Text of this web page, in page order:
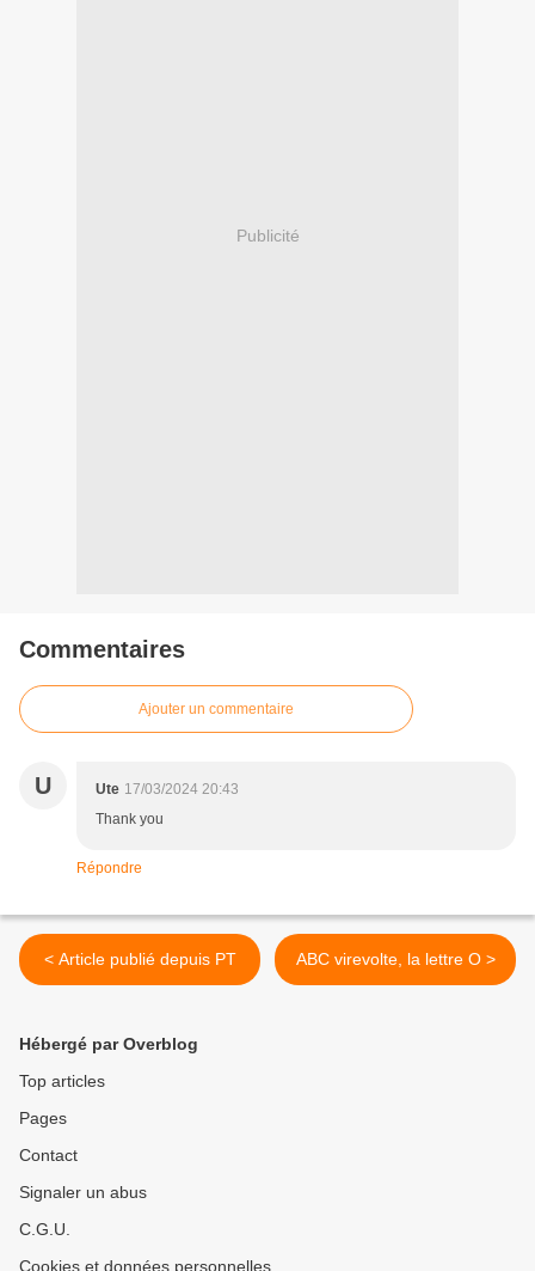
Publicité
Commentaires
Ajouter un commentaire
U Ute 17/03/2024 20:43
Thank you
Répondre
< Article publié depuis PT ABC virevolte, la lettre O >
Hébergé par Overblog
Top articles
Pages
Contact
Signaler un abus
C.G.U.
Cookies et données personnelles